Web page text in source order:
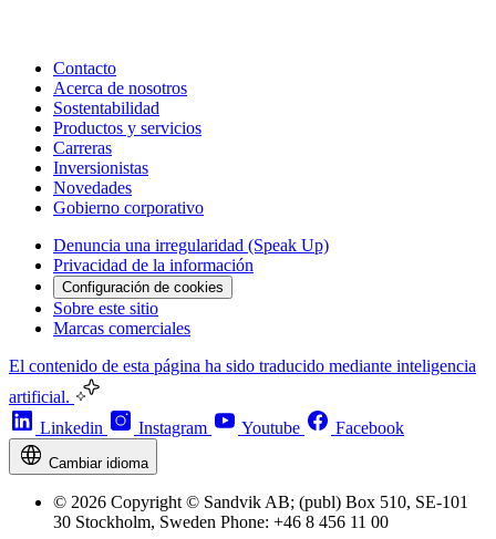
Contacto
Acerca de nosotros
Sostentabilidad
Productos y servicios
Carreras
Inversionistas
Novedades
Gobierno corporativo
Denuncia una irregularidad (Speak Up)
Privacidad de la información
Configuración de cookies
Sobre este sitio
Marcas comerciales
El contenido de esta página ha sido traducido mediante inteligencia
artificial.
Linkedin
Instagram Youtube Facebook
Cambiar idioma
© 2026 Copyright © Sandvik AB; (publ) Box 510, SE-101
30 Stockholm, Sweden Phone: +46 8 456 11 00